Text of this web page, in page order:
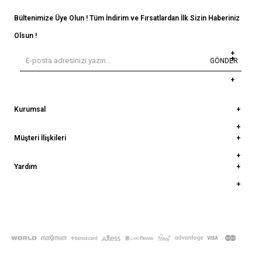
Bültenimize Üye Olun ! Tüm İndirim ve Fırsatlardan İlk Sizin Haberiniz
Olsun !
GÖNDER
Kurumsal
Müşteri İlişkileri
Yardım